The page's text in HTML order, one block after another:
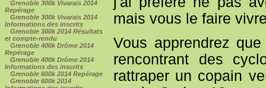
Grenoble 300k Vivarais 2014
Repérage
Grenoble 300k Vivarais 2014
Informations des inscrits
Grenoble 300k 2014 Résultats
et compte-rendu
Grenoble 400k Drôme 2014
Repérage
Grenoble 400k Drôme 2014
Informations des inscrits
Grenoble 600k 2014 Repérage
Grenoble 600k 2014
mais vous le faire
Vous apprendrez
rencontrant des
rattraper un copain